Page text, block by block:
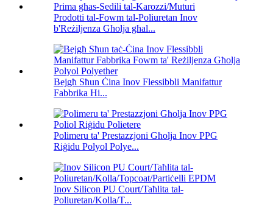
Prodotti tal-Fowm tal-Poliuretan Inov
b'Reżiljenza Għolja għal...
Bejgħ Sħun Ċina Inov Flessibbli Manifattur
Fabbrika Hi...
Polimeru ta' Prestazzjoni Għolja Inov PPG
Riġidu Polyol Polye...
Inov Silicon PU Court/Taħlita tal-
Poliuretan/Kolla/T...